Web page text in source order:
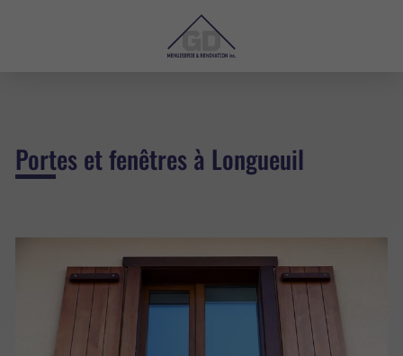
Portes et fenêtres à Longueuil